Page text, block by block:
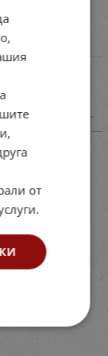
кръг – Ø 2.5 см.
от